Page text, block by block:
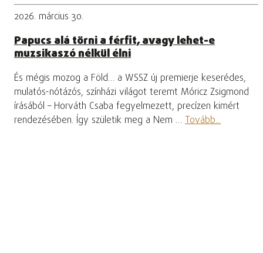
2026. március 30.
Papucs alá törni a férfit, avagy lehet-e
muzsikaszó nélkül élni
És mégis mozog a Föld… a WSSZ új premierje keserédes,
mulatós-nótázós, színházi világot teremt Móricz Zsigmond
írásából – Horváth Csaba fegyelmezett, precízen kimért
rendezésében. Így születik meg a Nem … Tovább...